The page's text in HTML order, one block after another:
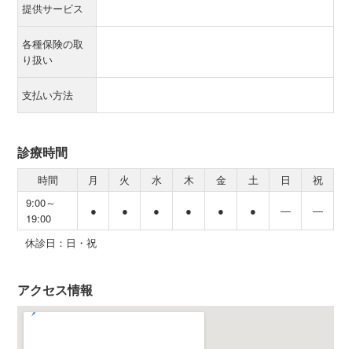
提供サービス
各種保険の取
り扱い
支払い方法
診療時間
時間 月 火 水 木 金 土 日
祝
9:00～
19:00
● ● ● ● ● ● ― ―
休診日：日・祝
アクセス情報